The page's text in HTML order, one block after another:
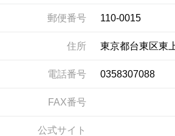
郵便番号 110-0015
住所 東京都台東区東
電話番号 0358307088
FAX番号
公式サイト